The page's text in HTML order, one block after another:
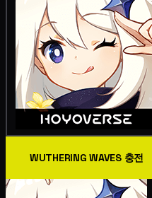
WUTHERING WAVES 충전